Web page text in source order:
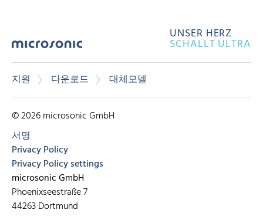
UNSER HERZ
SCHALLT ULTRA
지원 다운로드 대체모델
© 2026 microsonic GmbH
서명
Privacy Policy
Privacy Policy settings
microsonic GmbH
Phoenixseestraße 7
44263 Dortmund